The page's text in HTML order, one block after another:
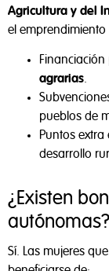
Agricultura y del
el
Financiación
agrarias.
pueblos de
Puntos extra
desarrollo
¿Existen
autónomas?
Sí. Las mujeres